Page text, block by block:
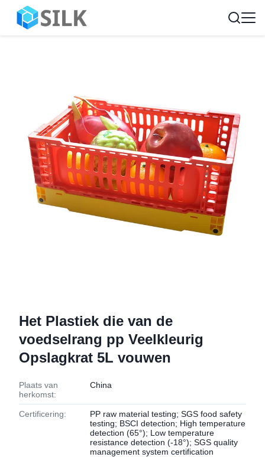
Het Plastiek die van de
voedselrang pp Veelkleurig
Opslagkrat 5L vouwen
Plaats van
herkomst:
China
Certificering:
PP raw material testing; SGS food safety
testing; BSCI detection; High temperature
detection (65°); Low temperature
resistance detection (-18°); SGS quality
management system certification